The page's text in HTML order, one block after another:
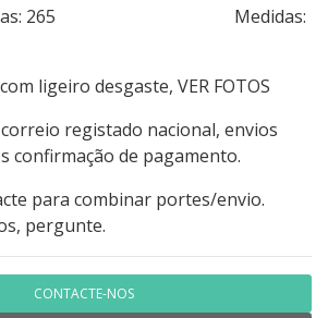
páginas: 265 Medidas:
ligeiro desgaste, VER FOTOS
registado nacional, envios
confirmação de pagamento.
para combinar portes/envio.
pergunte.
CONTACTE-NOS